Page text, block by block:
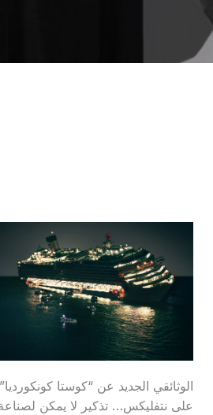
الوثائقي الجديد عن “كوستا كونكورديا”
على نتفليكس… تذكير لا يمكن